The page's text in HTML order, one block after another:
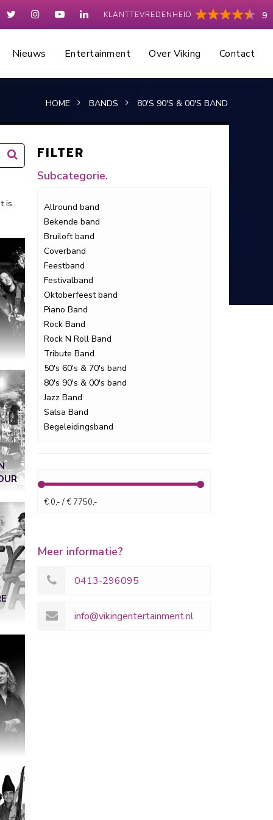
KLANTTEVREDENHEID 9
Nieuws Entertainment Over Viking Contact
HOME BANDS 80'S 90'S & 00'S BAND
is
FILTER
Subcategorie.
Allround band
Bekende band
Bruiloft band
Coverband
Feestband
Festivalband
Oktoberfeest band
Piano Band
Rock Band
Rock N Roll Band
Tribute Band
50's 60's & 70's band
80's 90's & 00's band
Jazz Band
Salsa Band
Begeleidingsband
€ 0,- / € 7750,-
Meer informatie?
0413-296095
info@vikingentertainment.nl